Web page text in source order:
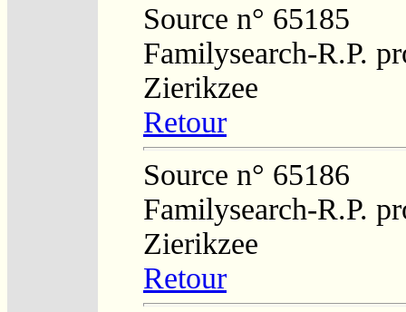
Source n° 65185
Familysearch-R.P.
Zierikzee
Retour
Source n° 65186
Familysearch-R.P.
Zierikzee
Retour